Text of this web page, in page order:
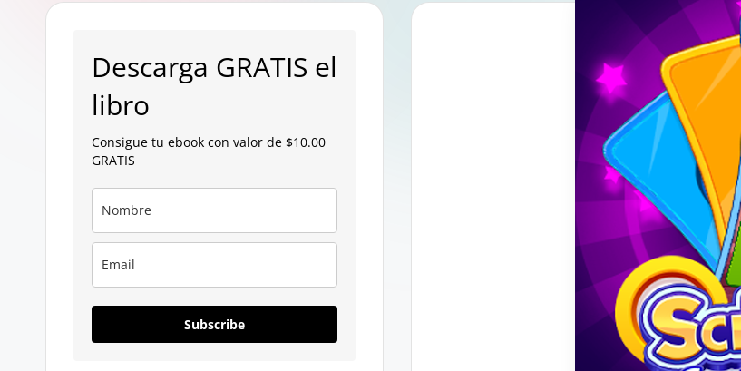
Descarga GRATIS el
libro
Consigue tu ebook con valor de $10.00
GRATIS
Subscribe